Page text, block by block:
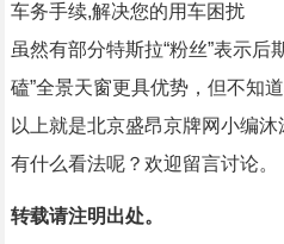
车务手续,解决您的用车困扰
虽然有部分特斯拉“粉丝”表示后
磕”全景天窗更具优势，但不知
以上就是北京盛昂京牌网小编
有什么看法呢？欢迎留言讨论。
转载请注明出处。